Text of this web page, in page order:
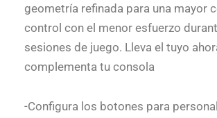
geometría refinada para una mayor
control con el menor esfuerzo
sesiones de juego. Lleva el tuyo
complementa tu consola
-Configura los botones para